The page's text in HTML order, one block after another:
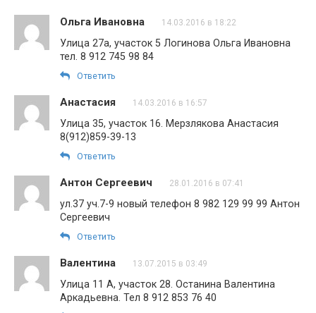
Ольга Ивановна 14.03.2016 в 18:22
Улица 27а, участок 5 Логинова Ольга Ивановна
тел. 8 912 745 98 84
Ответить
Анастасия 14.03.2016 в 16:57
Улица 35, участок 16. Мерзлякова Анастасия
8(912)859-39-13
Ответить
Антон Сергеевич 28.01.2016 в 07:41
ул.37 уч.7-9 новый телефон 8 982 129 99 99 Антон
Сергеевич
Ответить
Валентина 13.07.2015 в 03:49
Улица 11 А, участок 28. Останина Валентина
Аркадьевна. Тел 8 912 853 76 40